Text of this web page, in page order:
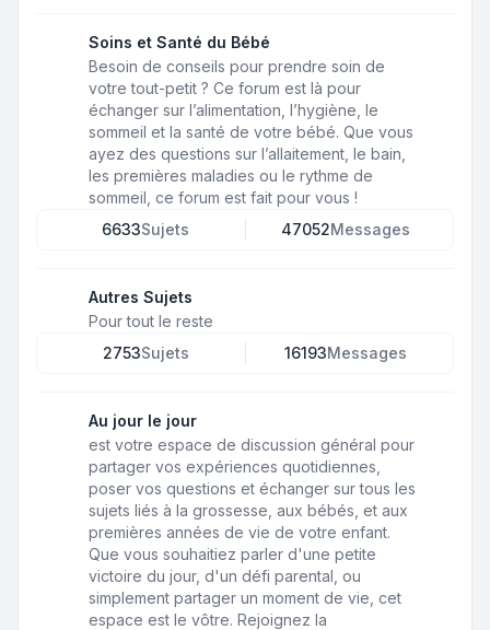
Soins et Santé du Bébé
Besoin de conseils pour prendre soin de
votre tout-petit ? Ce forum est là pour
échanger sur l’alimentation, l’hygiène, le
sommeil et la santé de votre bébé. Que vous
ayez des questions sur l’allaitement, le bain,
les premières maladies ou le rythme de
sommeil, ce forum est fait pour vous !
6633Sujets 47052Messages
Autres Sujets
Pour tout le reste
2753Sujets 16193Messages
Au jour le jour
est votre espace de discussion général pour
partager vos expériences quotidiennes,
poser vos questions et échanger sur tous les
sujets liés à la grossesse, aux bébés, et aux
premières années de vie de votre enfant.
Que vous souhaitiez parler d'une petite
victoire du jour, d'un défi parental, ou
simplement partager un moment de vie, cet
espace est le vôtre. Rejoignez la